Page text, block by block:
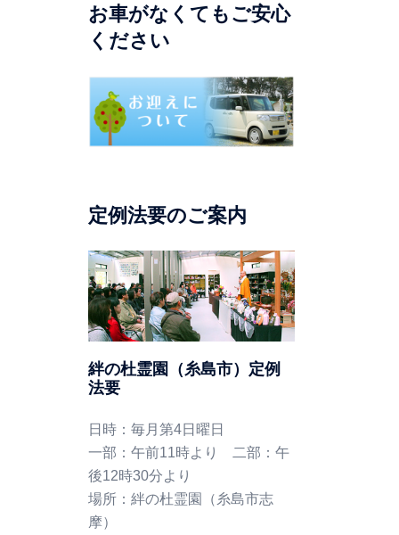
お車がなくてもご安心
ください
定例法要のご案内
絆の杜霊園（糸島市）定例
法要
日時：毎月第4日曜日
一部：午前11時より 二部：午
後12時30分より
場所：絆の杜霊園（糸島市志
摩）